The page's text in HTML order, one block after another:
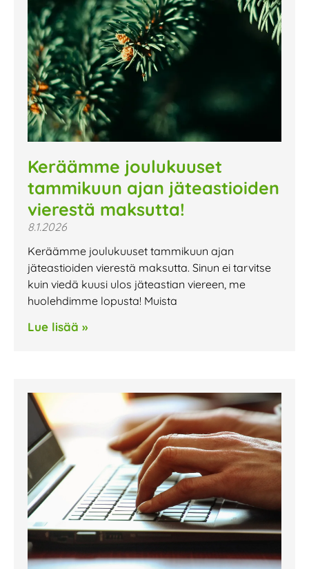
Keräämme joulukuuset
tammikuun ajan jäteastioiden
vierestä maksutta!
8.1.2026
Keräämme joulukuuset tammikuun ajan
jäteastioiden vierestä maksutta. Sinun ei tarvitse
kuin viedä kuusi ulos jäteastian viereen, me
huolehdimme lopusta! Muista
Lue lisää »